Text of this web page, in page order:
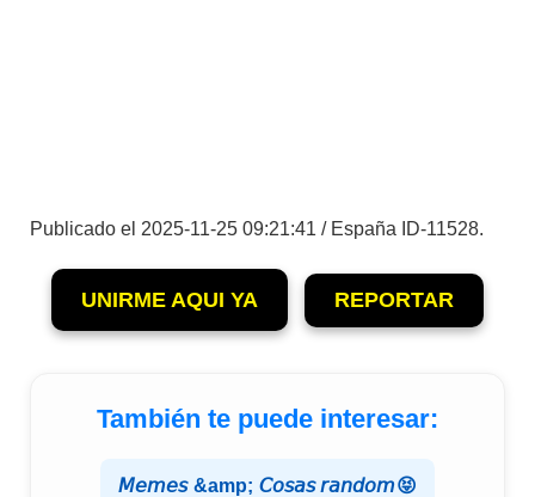
Publicado el 2025-11-25 09:21:41 / España ID-11528.
UNIRME AQUI YA REPORTAR
También te puede interesar:
𝘔𝘦𝘮𝘦𝘴 &amp; 𝘊𝘰𝘴𝘢𝘴 𝘳𝘢𝘯𝘥𝘰𝘮😝